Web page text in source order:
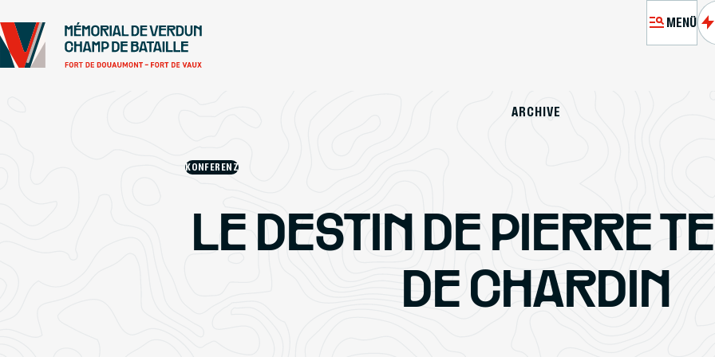
Das Wichtigste
MENÜ
ARCHIVE
KONFERENZ
LE DESTIN DE PIERRE
DE CHARDIN